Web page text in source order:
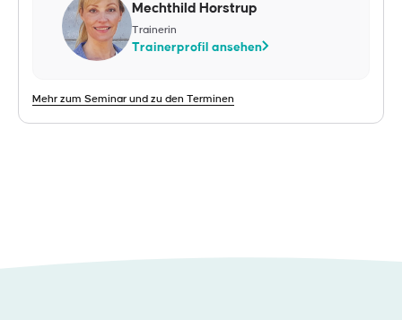
Mechthild Horstrup
Trainerin
Trainerprofil ansehen
Mehr zum Seminar und zu den Terminen